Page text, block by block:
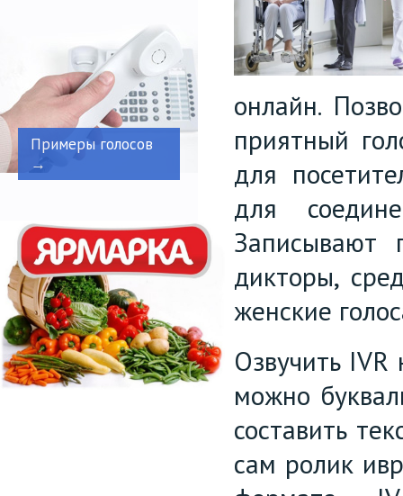
онлайн.
приятный
для
для
дикторы,
женские
Озвучить IVR
можно
составить
сам ролик
Примеры голосов
→